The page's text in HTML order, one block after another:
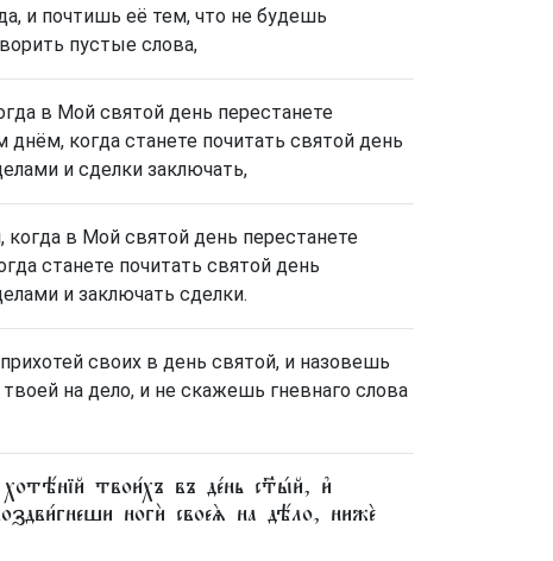
и почтишь её тем, что не будешь
пустые слова,
в Мой святой день перестанете
когда станете почитать святой день
и сделки заключать,
когда в Мой святой день перестанете
станете почитать святой день
и заключать сделки.
своих в день святой, и назовешь
на дело, и не скажешь гневнаго слова
твои́хъ въ де́нь ст҃ы́й, и҆
ногѝ своеѧ̀ на дѣ́ло, нижѐ